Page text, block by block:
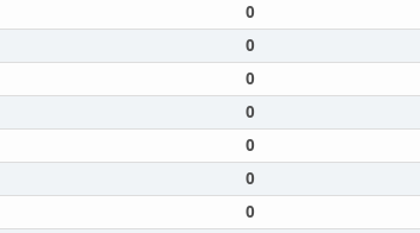
0
0
0
0
0
0
0